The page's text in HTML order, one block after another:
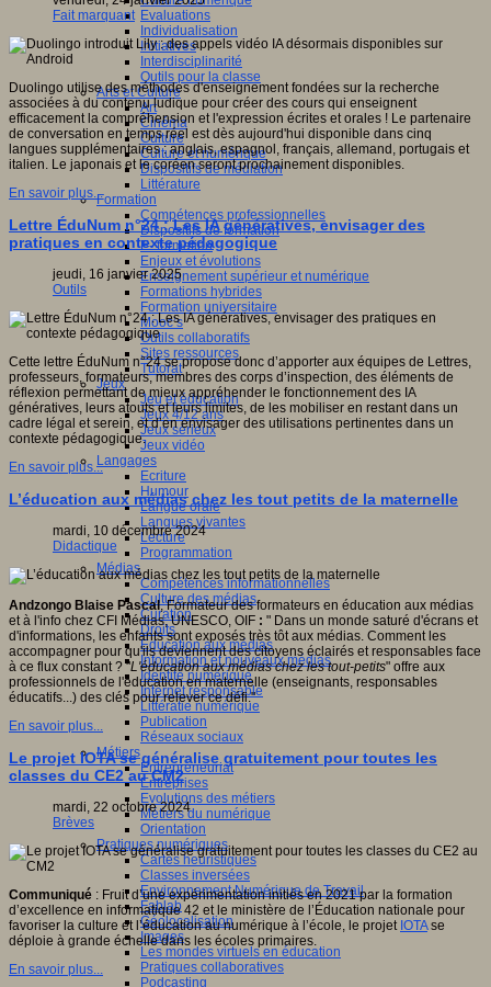
Evaluations
Individualisation
Initiatives
Interdisciplinarité
Outils pour la classe
Arts et Culture
Art
Cinéma
Culture
Culture et numérique
Dispositifs de médiation
Littérature
Formation
Compétences professionnelles
Dispositifs de formation
E- formation
Enjeux et évolutions
Enseignement supérieur et numérique
Formations hybrides
Formation universitaire
Mooc’s
Outils collaboratifs
Sites ressources
Tutorat
Jeux
Jeu et éducation
Jeux 4/12 ans
Jeux sérieux
Jeux vidéo
Langages
Ecriture
Humour
Langue orale
Langues vivantes
Lecture
Programmation
Médias
Compétences informationnelles
Culture des médias
Curation
Droits
Education aux médias
Information et nouveaux médias
Identité numérique
Internet responsable
Littératie numérique
Publication
Réseaux sociaux
Métiers
Entrepreneuriat
Entreprises
Evolutions des métiers
Métiers du numérique
Orientation
Pratiques numériques
Cartes heuristiques
Classes inversées
Environnement Numérique de Travail
Fablab
Géolocalisation
Images
Les mondes virtuels en éducation
Pratiques collaboratives
Podcasting
Fait marquant
Duolingo utilise des méthodes d'enseignement fondées sur la recherche
associées à du contenu ludique pour créer des cours qui enseignent
efficacement la compréhension et l'expression écrites et orales ! Le partenaire
de conversation en temps réel est dès aujourd'hui disponible dans cinq
langues supplémentaires : anglais, espagnol, français, allemand, portugais et
italien. Le japonais et le coréen seront prochainement disponibles.
En savoir plus...
Lettre ÉduNum n°24 : Les IA génératives, envisager des
pratiques en contexte pédagogique
jeudi, 16 janvier 2025
Outils
Cette lettre ÉduNum n°24 se propose donc d’apporter aux équipes de Lettres,
professeurs, formateurs, membres des corps d’inspection, des éléments de
réflexion permettant de mieux appréhender le fonctionnement des IA
génératives, leurs atouts et leurs limites, de les mobiliser en restant dans un
cadre légal et serein, et d’en envisager des utilisations pertinentes dans un
contexte pédagogique.
En savoir plus...
L’éducation aux médias chez les tout petits de la maternelle
mardi, 10 décembre 2024
Didactique
Andzongo Blaise Pascal, Formateur des formateurs en éducation aux médias
et à l'info chez CFI Médias, UNESCO, OIF : " Dans un monde saturé d'écrans et
d'informations, les enfants sont exposés très tôt aux médias. Comment les
accompagner pour qu'ils deviennent des citoyens éclairés et responsables face
à ce flux constant ? "L'éducation aux médias chez les tout-petits" offre aux
professionnels de l'éducation en maternelle (enseignants, responsables
éducatifs...) des clés pour relever ce défi."
En savoir plus...
Le projet IOTA se généralise gratuitement pour toutes les
classes du CE2 au CM2
mardi, 22 octobre 2024
Brèves
Communiqué : Fruit d’une expérimentation initiés en 2021 par la formation
d’excellence en informatique 42 et le ministère de l’Éducation nationale pour
favoriser la culture et l’éducation au numérique à l’école, le projet IOTAse
déploie à grande échelle dans les écoles primaires.
En savoir plus...